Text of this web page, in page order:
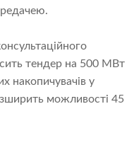
тендер на 500 МВт
накопичувачів у
можливості 45